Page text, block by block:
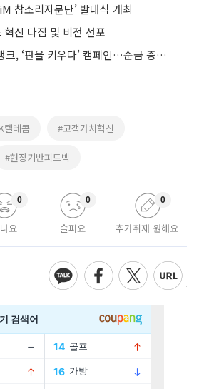
참소리자문단’ 발대식 개최
신 다짐 및 비전 선포
‘출범 10주년’ 케이뱅크, ‘판을 키우다’ 캠페인…순금 증정 이벤트도
텔레콤 #고객가치혁신
#현장기반피드백
요
0
슬퍼요
0
추가취재 원해요
0